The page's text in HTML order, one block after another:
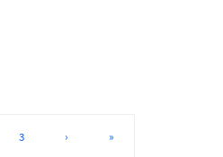
3 › »